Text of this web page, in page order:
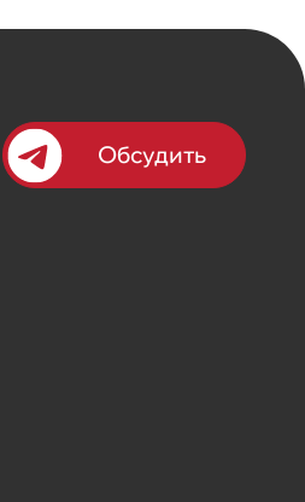
Обсудить